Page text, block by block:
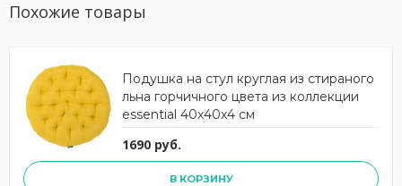
Похожие товары
Подушка на стул круглая из стираного
льна горчичного цвета из коллекции
essential 40х40x4 см
1690 руб.
В КОРЗИНУ